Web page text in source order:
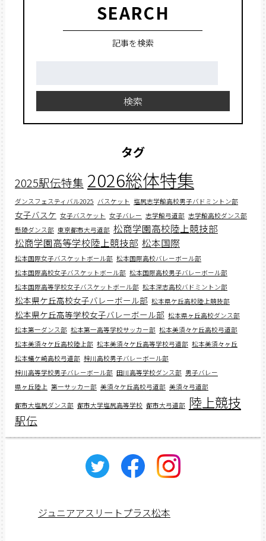
SEARCH
記事を検索
検索
タグ
2025駅伝特集 2026総体特集
ダンスフェスティバル2025 バスケット 塩尻志学館高校男子バドミントン部
女子バスケ 女子バスケット 女子バレー 志学館弓道部 志学館高校ダンス部
懸陵ダンス部 東京都市大弓道部 松商学園高校陸上競技部
松商学園高等学校陸上競技部 松本国際
松本国際女子バスケットボール部 松本国際高校バレーボール部
松本国際高校女子バスケットボール部 松本国際高校男子バレーボール部
松本国際高等学校女子バスケットボール部 松本深志高校バドミントン部
松本県ケ丘高校女子バレーボール部 松本県ケ丘高校陸上競技部
松本県ケ丘高等学校女子バレーボール部 松本県ヶ丘高校ダンス部
松本第一ダンス部 松本第一高等学校サッカー部 松本美須々ケ丘高校弓道部
松本美須々ケ丘高校陸上部 松本美須々ケ丘高等学校弓道部 松本美須々ヶ丘
松本蟻ケ崎高校弓道部 梓川高校男子バレーボール部
梓川高等学校男子バレーボール部 田川高等学校ダンス部 男子バレー
県ヶ丘陸上 第一サッカー部 美須々ケ丘高校弓道部 美須々弓道部
都市大塩尻ダンス部 都市大学塩尻高等学校 都市大弓道部 陸上競技
駅伝
ジュニアアスリートプラス松本